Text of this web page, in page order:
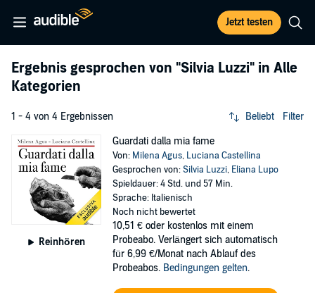
Jetzt testen
Ergebnis gesprochen von "Silvia Luzzi" in Alle
Kategorien
1 - 4 von 4 Ergebnissen Beliebt Filter
Reinhören
Guardati dalla mia fame
Von: Milena Agus, Luciana Castellina
Gesprochen von:Silvia Luzzi, Eliana Lupo
Spieldauer: 4 Std. und 57 Min.
Sprache: Italienisch
Noch nicht bewertet
10,51 € oder kostenlos mit einem
Probeabo. Verlängert sich automatisch
für 6,99 €/Monat nach Ablauf des
Probeabos. Bedingungen gelten.